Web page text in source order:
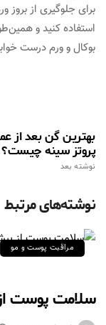
برای جلوگیری از
استفاده کنید و
بوکال و ورم درست
بهترین گن بعد از
پروتز سینه چیست؟
نوشته بعد
نوشته‌های مرتبط
مراقبت پوست و مو
سلامت پوست